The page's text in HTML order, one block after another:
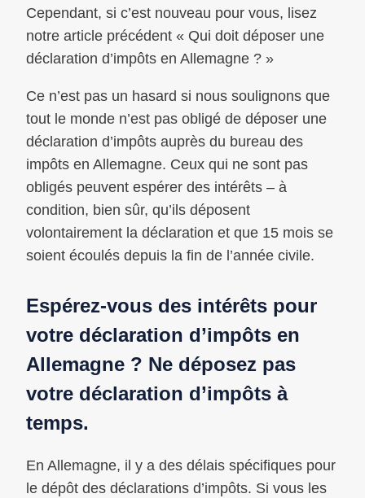
Cependant, si c’est nouveau pour vous, lisez
notre article précédent « Qui doit déposer une
déclaration d’impôts en Allemagne ? »
Ce n’est pas un hasard si nous soulignons que
tout le monde n’est pas obligé de déposer une
déclaration d’impôts auprès du bureau des
impôts en Allemagne. Ceux qui ne sont pas
obligés peuvent espérer des intérêts – à
condition, bien sûr, qu’ils déposent
volontairement la déclaration et que 15 mois se
soient écoulés depuis la fin de l’année civile.
Espérez-vous des intérêts pour
votre déclaration d’impôts en
Allemagne ? Ne déposez pas
votre déclaration d’impôts à
temps.
En Allemagne, il y a des délais spécifiques pour
le dépôt des déclarations d’impôts. Si vous les